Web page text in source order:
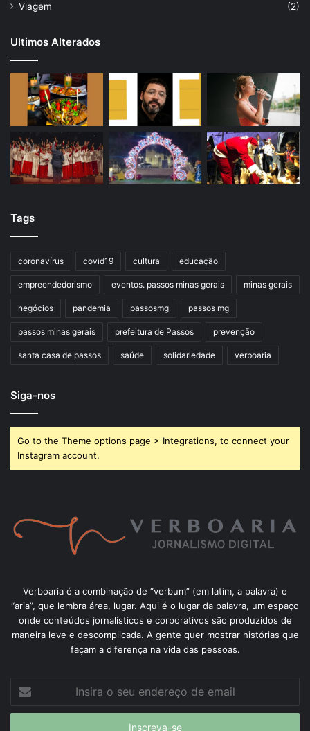
Viagem
(2)
Ultimos Alterados
Tags
coronavírus covid19 cultura educação
empreendedorismo eventos. passos minas gerais minas gerais
negócios pandemia passosmg passos mg
passos minas gerais prefeitura de Passos prevenção
santa casa de passos saúde solidariedade verboaria
Siga-nos
Go to the Theme options page > Integrations, to connect your
Instagram account.
Verboaria é a combinação de “verbum” (em latim, a palavra) e
“aria”, que lembra área, lugar. Aqui é o lugar da palavra, um espaço
onde conteúdos jornalísticos e corporativos são produzidos de
maneira leve e descomplicada. A gente quer mostrar histórias que
façam a diferença na vida das pessoas.
seu